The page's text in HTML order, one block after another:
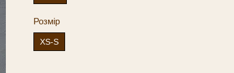
Розмір
XS-S